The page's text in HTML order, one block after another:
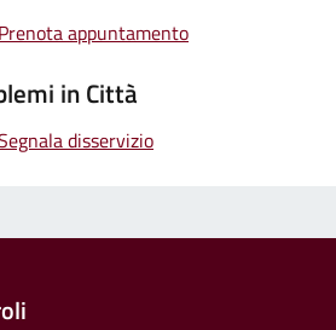
Prenota appuntamento
in Città
disservizio